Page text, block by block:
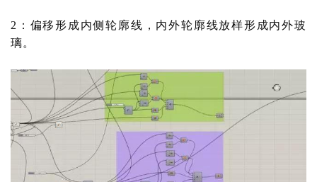
2：偏移形成内侧轮廓线，内外轮廓线放样形成内外玻
璃。